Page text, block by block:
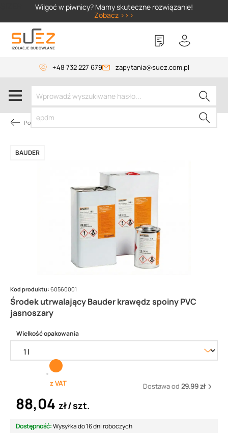
Wilgoć w piwnicy? Mamy skuteczne rozwiązanie!
Zobacz >>>
+48 732 227 679 zapytania@suez.com.pl
Pokrycie dachów płaskich
Środek utrwalający Bauder krawędz spoiny PVC
jasnoszary
BAUDER
Kod produktu: 60560001
Wielkość opakowania
z VAT Dostawa od 29.99 zł
88,04 zł szt.
Dostępność:Wysyłka do 16 dni roboczych